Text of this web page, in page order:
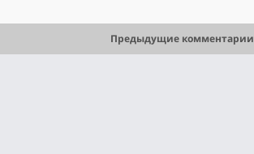
Предыдущие комментарии